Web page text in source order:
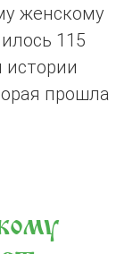
женскому
115
истории
прошла